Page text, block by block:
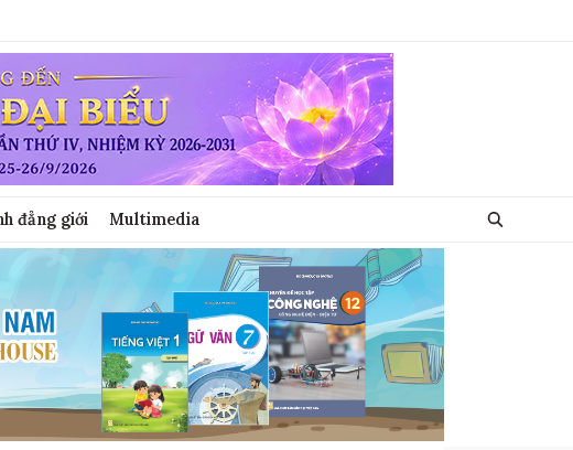
đẳng giới Multimedia